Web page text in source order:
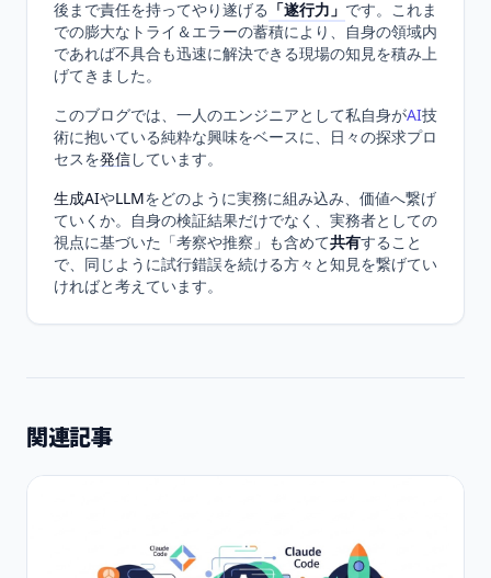
後まで責任を持ってやり遂げる 「遂行力」 です。これま
での膨大なトライ＆エラーの蓄積により、自身の領域内
であれば不具合も迅速に解決できる現場の知見を積み上
げてきました。
このブログでは、一人のエンジニアとして私自身がAI技
術に抱いている純粋な興味をベースに、日々の探求プロ
セスを発信しています。
生成AIやLLMをどのように実務に組み込み、価値へ繋げ
ていくか。自身の検証結果だけでなく、実務者としての
視点に基づいた「考察や推察」も含めて共有すること
で、同じように試行錯誤を続ける方々と知見を繋げてい
ければと考えています。
関連記事